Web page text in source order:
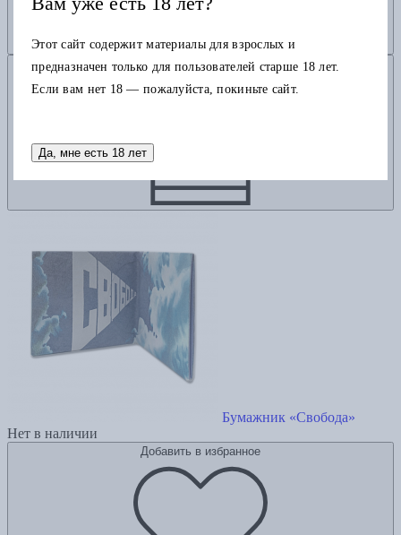
Добавить в корзину
Бумажник «Свобода»
Нет в наличии
Добавить в избранное
Этот сайт содержит материалы для взрослых и
предназначен только для пользователей старше 18 лет.
Если вам нет 18 — пожалуйста, покиньте сайт.
Да, мне есть 18 лет